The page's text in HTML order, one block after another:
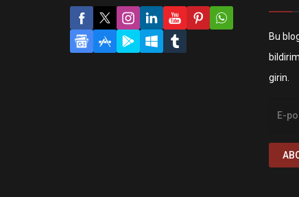
Bu
girin.